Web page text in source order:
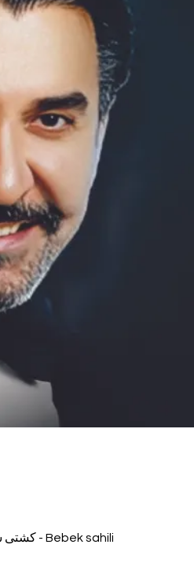
Bebek sahili - کشتی سوداتور, Bebek, Cevdet Paşa Cd., 34342 Beşiktaş/İstanbul, Türkiye